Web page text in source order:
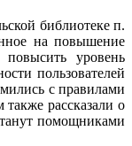
библиотеке п.
на повышение
уровень
пользователей
с правилами
рассказали о
помощниками